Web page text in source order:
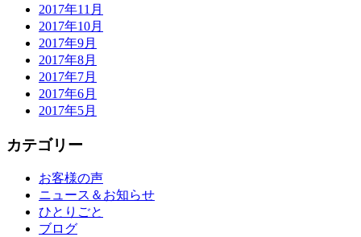
2017年11月
2017年10月
2017年9月
2017年8月
2017年7月
2017年6月
2017年5月
カテゴリー
お客様の声
ニュース＆お知らせ
ひとりごと
ブログ